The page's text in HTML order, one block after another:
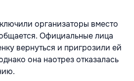
организаторы вместо
Официальные лица
вернуться и пригрозили ей
она наотрез отказалась